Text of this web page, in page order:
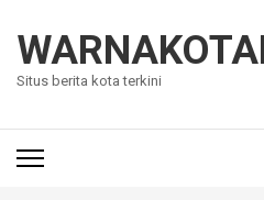
konten
(Tekan
Situs berita kota terkini